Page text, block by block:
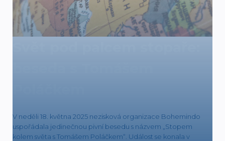
V neděli 18. května 2025 nezisková organizace Bohemindo
uspořádala jedinečnou pivní besedu s názvem „Stopem
kolem světa s Tomášem Poláčkem“. Událost se konala v